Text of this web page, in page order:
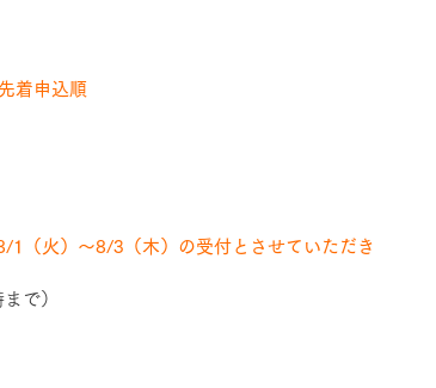
着申込順
（火）〜8/3（木）の受付とさせていただき
で）